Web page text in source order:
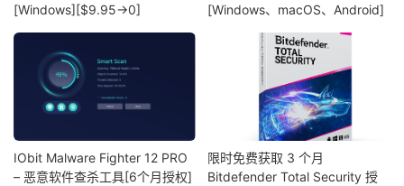
[Windows][$9.95→0]
[Windows、macOS、Android]
IObit Malware Fighter 12 PRO
– 恶意软件查杀工具[6个月授权]
限时免费获取 3 个月
Bitdefender Total Security 授